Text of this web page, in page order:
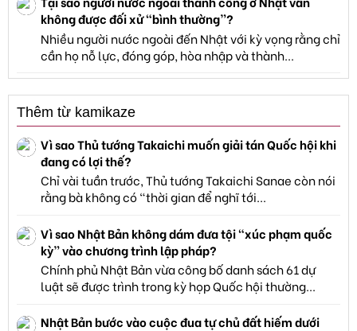
không được đối xử "bình thường”?
Nhiều người nước ngoài đến Nhật với kỳ vọng rằng chỉ
cần họ nỗ lực, đóng góp, hòa nhập và thành...
Thêm từ kamikaze
Vì sao Thủ tướng Takaichi muốn giải tán Quốc hội khi
đang có lợi thế?
Chỉ vài tuần trước, Thủ tướng Takaichi Sanae còn nói
rằng bà không có “thời gian để nghĩ tới...
Vì sao Nhật Bản không dám đưa tội “xúc phạm quốc
kỳ” vào chương trình lập pháp?
Chính phủ Nhật Bản vừa công bố danh sách 61 dự
luật sẽ được trình trong kỳ họp Quốc hội thường...
Nhật Bản bước vào cuộc đua tự chủ đất hiếm dưới